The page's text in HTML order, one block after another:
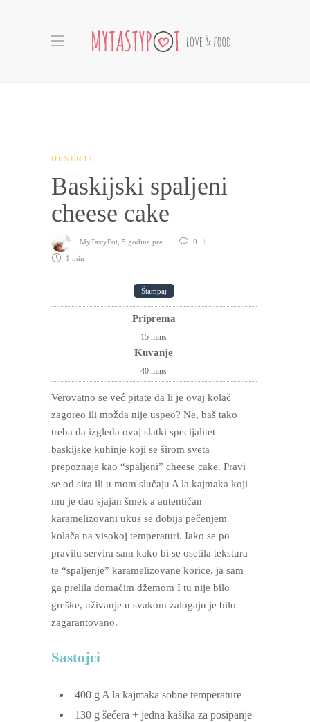
DESERTI
Baskijski spaljeni
cheese cake
MyTastyPot 5 godina pre 0
1 min
Štampaj
Priprema
15 mins
Kuvanje
40 mins
Verovatno se već pitate da li je ovaj kolač
zagoreo ili možda nije uspeo? Ne, baš tako
treba da izgleda ovaj slatki specijalitet
baskijske kuhinje koji se širom sveta
prepoznaje kao “spaljeni” cheese cake. Pravi
se od sira ili u mom slučaju A la kajmaka koji
mu je dao sjajan šmek a autentičan
karamelizovani ukus se dobija pečenjem
kolača na visokoj temperaturi. Iako se po
pravilu servira sam kako bi se osetila tekstura
te “spaljenje” karamelizovane korice, ja sam
ga prelila domaćim džemom I tu nije bilo
greške, uživanje u svakom zalogaju je bilo
zagarantovano.
Sastojci
400 g A la kajmaka sobne temperature
130 g šećera + jedna kašika za posipanje